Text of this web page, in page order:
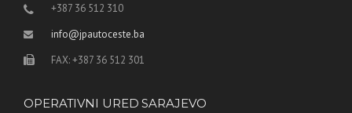
+387 36 512 310
info@jpautoceste.ba
FAX: +387 36 512 301
OPERATIVNI URED SARAJEVO